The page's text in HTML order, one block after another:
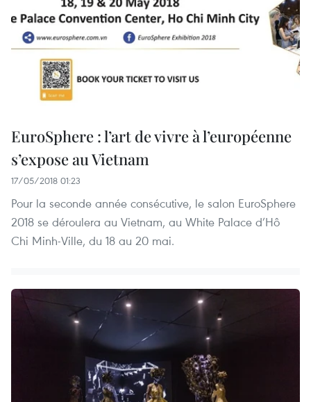
EuroSphere : l’art de vivre à l’européenne
s’expose au Vietnam
17/05/2018 01:23
Pour la seconde année consécutive, le salon EuroSphere
2018 se déroulera au Vietnam, au White Palace d’Hô
Chi Minh-Ville, du 18 au 20 mai.